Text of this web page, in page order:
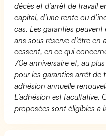
décès et d’arrêt de travail
capital, d’une rente ou
cas. Les garanties
ans sous réserve d’être
cessent, en ce qui
70e anniversaire et, au
pour les garanties arrêt de
adhésion annuelle
L’adhésion est facultative.
proposées sont éligibles à